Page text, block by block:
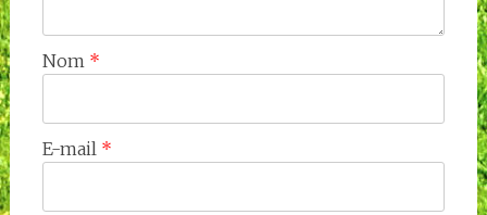
Nom *
E-mail *